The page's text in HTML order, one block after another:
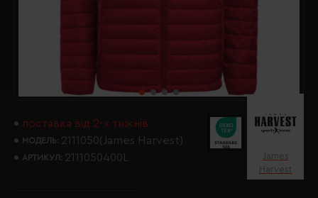
поставка від 2-х тижнів
МОДЕЛЬ: 2111050(James Harvest)
АРТИКУЛ: 2111050400L
James
Harvest